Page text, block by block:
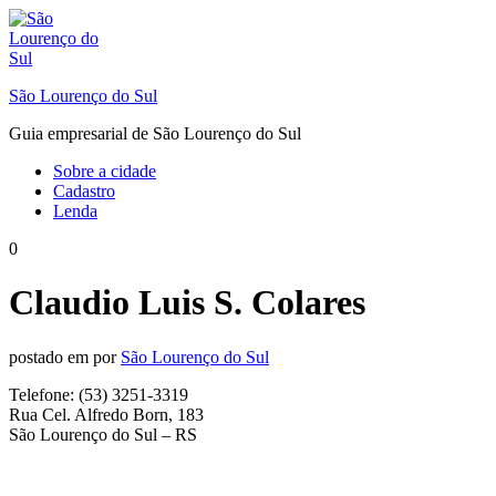
Ir
para
o
São Lourenço do Sul
Guia empresarial de São Lourenço do Sul
Sobre a cidade
Cadastro
Lenda
0
Claudio Luis S. Colares
postado em por São Lourenço do Sul
Telefone: (53) 3251-3319
Rua Cel. Alfredo Born, 183
São Lourenço do Sul – RS